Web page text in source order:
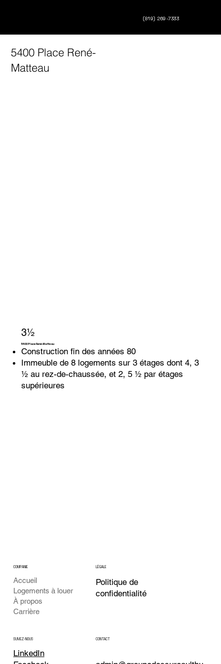
(819) 269-7333
5400 Place René-
Matteau
3½
5400 Place René-Matteau
Construction fin des années 80
Immeuble de 8 logements sur 3 étages dont 4, 3
½ au rez-de-chaussée, et 2, 5 ½ par étages
supérieures
COMPANIE
Accueil
Logements à louer
À propos
Carrière
LÉGALE
Politique de
confidentialité
SUIVEZ-NOUS
LinkedIn
CONTACT